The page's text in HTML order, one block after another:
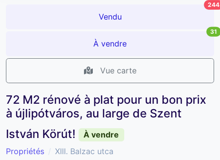
Vendu
244
À vendre
31
Vue carte
72 M2 rénové à plat pour un bon prix
à újlipótváros, au large de Szent
István Körút!
À vendre
Propriétés
XIII. Balzac utca